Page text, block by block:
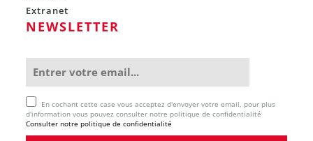
Extranet
NEWSLETTER
En cochant cette case vous acceptez d'envoyer votre email, pour plus
d'information vous pouvez consulter notre politique de confidentialité
Consulter notre politique de confidentialité